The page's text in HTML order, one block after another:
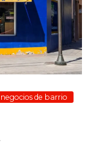
negocios de barrio